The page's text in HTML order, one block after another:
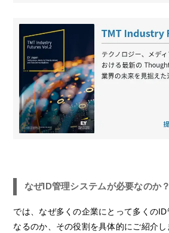
なぜID管理システムが必要なのか？
では、なぜ多くの企業にとって多くの
なるのか、その役割を具体的にご紹介し